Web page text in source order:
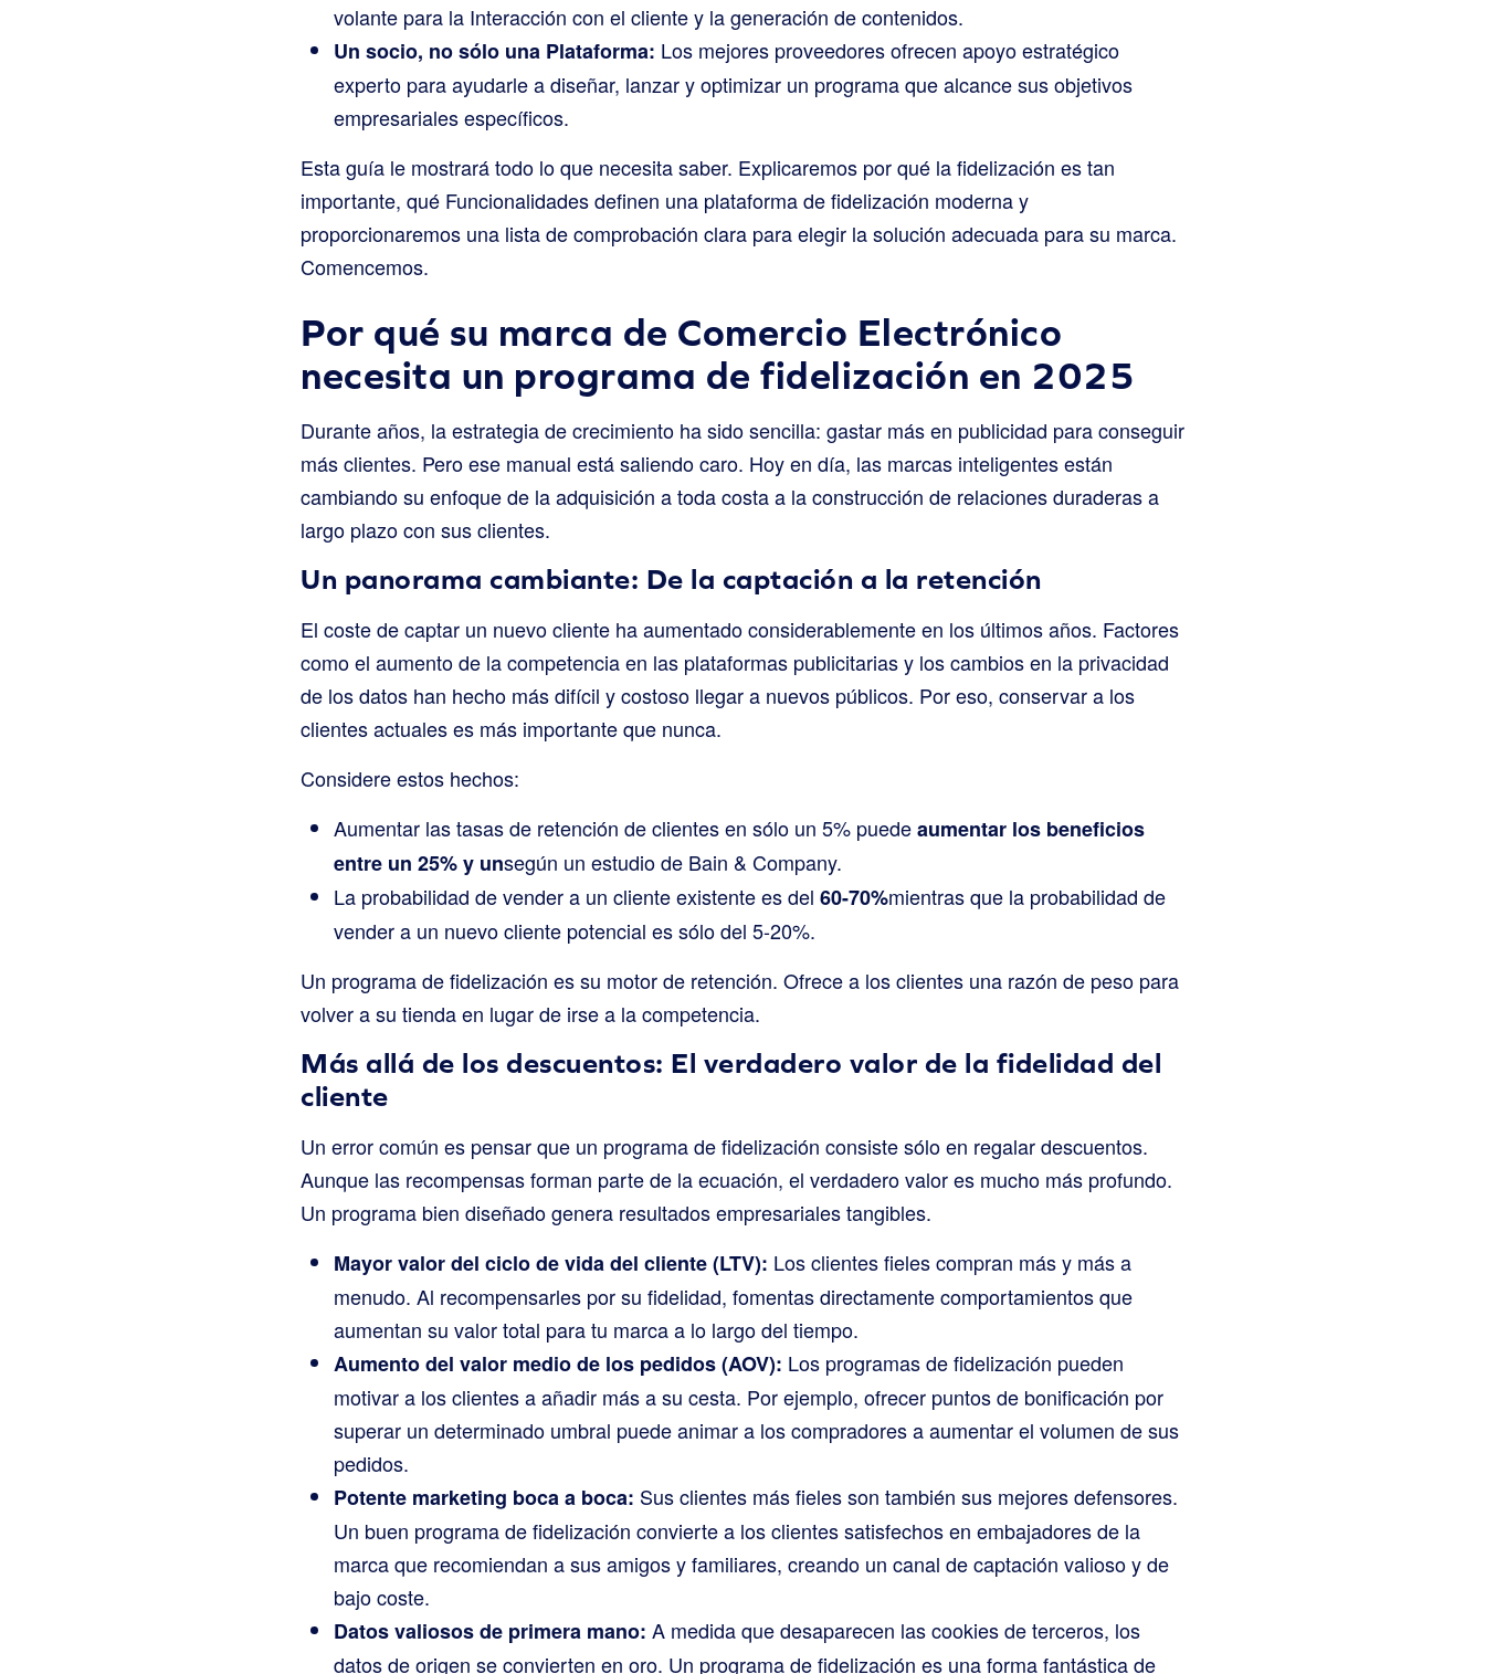
volante para la Interacción con el cliente y la generación de contenidos.
Un socio, no sólo una Plataforma: Los mejores proveedores ofrecen apoyo estratégico
experto para ayudarle a diseñar, lanzar y optimizar un programa que alcance sus objetivos
empresariales específicos.
Esta guía le mostrará todo lo que necesita saber. Explicaremos por qué la fidelización es tan
importante, qué Funcionalidades definen una plataforma de fidelización moderna y
proporcionaremos una lista de comprobación clara para elegir la solución adecuada para su marca.
Comencemos.
Por qué su marca de Comercio Electrónico
necesita un programa de fidelización en 2025
Durante años, la estrategia de crecimiento ha sido sencilla: gastar más en publicidad para conseguir
más clientes. Pero ese manual está saliendo caro. Hoy en día, las marcas inteligentes están
cambiando su enfoque de la adquisición a toda costa a la construcción de relaciones duraderas a
largo plazo con sus clientes.
Un panorama cambiante: De la captación a la retención
El coste de captar un nuevo cliente ha aumentado considerablemente en los últimos años. Factores
como el aumento de la competencia en las plataformas publicitarias y los cambios en la privacidad
de los datos han hecho más difícil y costoso llegar a nuevos públicos. Por eso, conservar a los
clientes actuales es más importante que nunca.
Considere estos hechos:
Aumentar las tasas de retención de clientes en sólo un 5% puedeaumentar los beneficios
entre un 25% y unsegún un estudio de Bain & Company.
La probabilidad de vender a un cliente existente es del 60-70%mientras que la probabilidad de
vender a un nuevo cliente potencial es sólo del 5-20%.
Un programa de fidelización es su motor de retención. Ofrece a los clientes una razón de peso para
volver a su tienda en lugar de irse a la competencia.
Más allá de los descuentos: El verdadero valor de la fidelidad del
cliente
Un error común es pensar que un programa de fidelización consiste sólo en regalar descuentos.
Aunque las recompensas forman parte de la ecuación, el verdadero valor es mucho más profundo.
Un programa bien diseñado genera resultados empresariales tangibles.
Mayor valor del ciclo de vida del cliente (LTV): Los clientes fieles compran más y más a
menudo. Al recompensarles por su fidelidad, fomentas directamente comportamientos que
aumentan su valor total para tu marca a lo largo del tiempo.
Aumento del valor medio de los pedidos (AOV): Los programas de fidelización pueden
motivar a los clientes a añadir más a su cesta. Por ejemplo, ofrecer puntos de bonificación por
superar un determinado umbral puede animar a los compradores a aumentar el volumen de sus
pedidos.
Potente marketing boca a boca: Sus clientes más fieles son también sus mejores defensores.
Un buen programa de fidelización convierte a los clientes satisfechos en embajadores de la
marca que recomiendan a sus amigos y familiares, creando un canal de captación valioso y de
bajo coste.
Datos valiosos de primera mano: A medida que desaparecen las cookies de terceros, los
datos de origen se convierten en oro. Un programa de fidelización es una forma fantástica de